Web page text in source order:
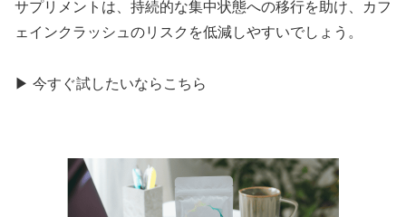
サプリメントは、持続的な集中状態への移行を助け、カフ
ェインクラッシュのリスクを低減しやすいでしょう。
▶ 今すぐ試したいならこちら